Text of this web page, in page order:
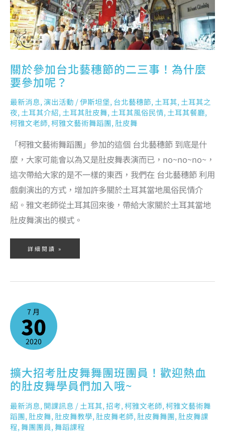
關於參加台北藝穗節的二三事！為什麼
要參加呢？
最新消息,演出活動 /伊斯坦堡, 台北藝穗節, 土耳其, 土耳其之
夜, 土耳其介紹, 土耳其肚皮舞, 土耳其風俗民情, 土耳其餐廳,
柯雅文老師,柯雅文藝術舞蹈團, 肚皮舞
「柯雅文藝術舞蹈團」參加的這個 台北藝穗節 到底是什
麼，大家可能會以為又是肚皮舞表演而已，no~no~no~，
這次帶給大家的是不一樣的東西，我們在 台北藝穗節 利用
戲劇演出的方式，增加許多關於土耳其當地風俗民情介
紹。雅文老師從土耳其回來後，帶給大家關於土耳其當地
肚皮舞演出的模式。
加
呢？
詳細閱讀 »
7 月
30
2020
擴大招考肚皮舞舞團班團員！歡迎熱血
的肚皮舞學員們加入哦~
最新消息, 開課訊息 /土耳其,招考,柯雅文老師,柯雅文藝術舞
蹈團, 肚皮舞, 肚皮舞教學, 肚皮舞老師, 肚皮舞舞團, 肚皮舞課
程,舞團團員,舞蹈課程
擴
大
招
考
肚
皮
舞
舞
團
班
迎
熱
血
的
肚
學
員
們
加
入
哦